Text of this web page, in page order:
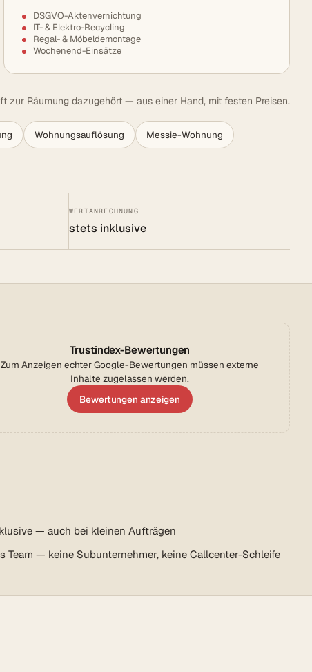
DSGVO-Aktenvernichtung
IT- & Elektro-Recycling
Regal- & Möbeldemontage
Wochenend-Einsätze
zur Räumung dazugehört — aus einer Hand, mit festen Preisen.
Wohnungsauflösung Messie-Wohnung
WERTANRECHNUNG
stets inklusive
Trustindex-Bewertungen
Zum Anzeigen echter Google-Bewertungen müssen externe
Inhalte zugelassen werden.
Bewertungen anzeigen
— auch bei kleinen Aufträgen
Team — keine Subunternehmer, keine Callcenter-Schleife